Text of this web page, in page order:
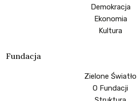
Demokracja
Ekonomia
Kultura
Fundacja
Zielone Światło
O Fundacji